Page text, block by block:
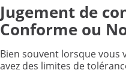
Jugement de
Conforme ou
Bien souvent lorsque vous
avez des limites de